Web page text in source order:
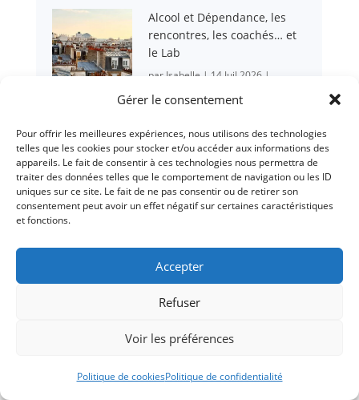
Gérer le consentement
Pour offrir les meilleures expériences, nous utilisons des technologies
telles que les cookies pour stocker et/ou accéder aux informations des
appareils. Le fait de consentir à ces technologies nous permettra de
traiter des données telles que le comportement de navigation ou les ID
uniques sur ce site. Le fait de ne pas consentir ou de retirer son
consentement peut avoir un effet négatif sur certaines caractéristiques
et fonctions.
Accepter
Refuser
Voir les préférences
Politique de cookiesPolitique de confidentialité
Alcool et Dépendance, les
rencontres, les coachés… et
le Lab
par Isabelle| 14 Juil 2026|
Comment savoir si mon
proche est alcoolique ?
parOlivier|5 Mai 2026|Etre
proche d'une personne alcoolique
Comment parler à un
exploser ?
par Olivier
proche d'une personne alcoolique